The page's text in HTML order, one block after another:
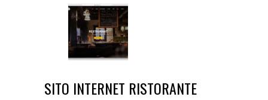
SITO INTERNET RISTORANTE